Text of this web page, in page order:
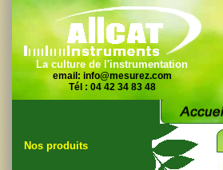
La culture de l'instrumentation
email: info@mesurez.com
Tél : 04 42 34 83 48
Nos produits